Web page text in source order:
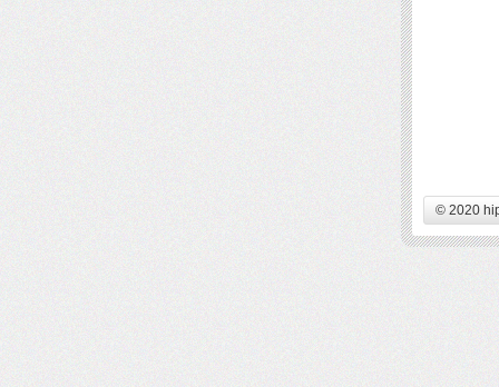
© 2020